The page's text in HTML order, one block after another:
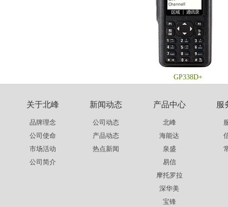
GP338D+
关于北峰
品牌理念
公司使命
市场活动
公司简介
新闻动态
公司动态
产品动态
热点新闻
产品中心
北峰
海能达
泉盛
易信
摩托罗拉
深华美
宝锋
服